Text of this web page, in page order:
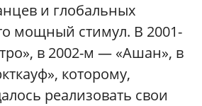
и глобальных
мощный стимул. В 2001-
в 2002-м — «Ашан», в
которому,
реализовать свои